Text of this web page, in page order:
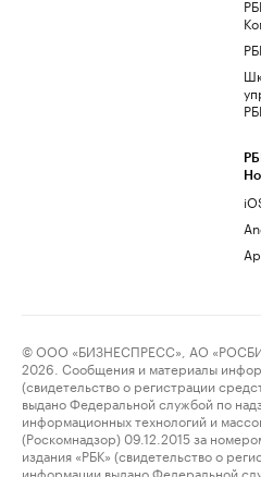
© ООО «БИЗНЕСПРЕСС», АО
2026. Сообщения и материалы
(свидетельство о регистрации
выдано Федеральной службой по
информационных технологий и
(Роскомнадзор) 09.12.2015 за
издания «РБК» (свидетельство о
информации выдано Федеральной